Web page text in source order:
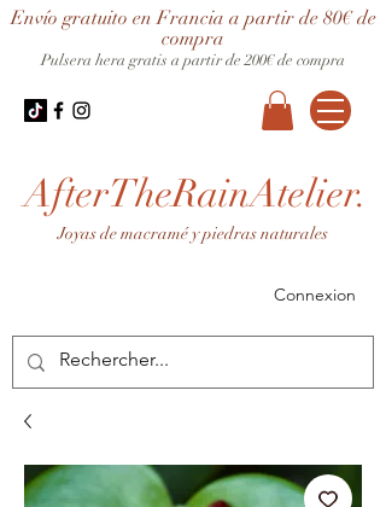
AfterTheRainAtelier.
Joyas de macramé y piedras naturales
Connexion
Envío gratuito en Francia a partir de 80€ de
compra
Pulsera hera gratis a partir de 200€ de compra